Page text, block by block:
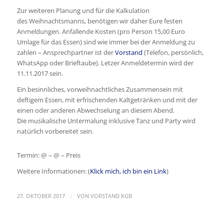
Zur weiteren Planung und für die Kalkulation
des Weihnachtsmanns, benötigen wir daher Eure festen
Anmeldungen. Anfallende Kosten (pro Person 15,00 Euro
Umlage für das Essen) sind wie immer bei der Anmeldung zu
zahlen – Ansprechpartner ist derVorstand (Telefon, persönlich,
WhatsApp oder Brieftaube). Letzer Anmeldetermin wird der
11.11.2017 sein.
Ein besinnliches, vorweihnachtliches Zusammensein mit
deftigem Essen, mit erfrischenden Kaltgetränken und mit der
einen oder anderen Abwechselung an diesem Abend.
Die musikalische Untermalung inklusive Tanz und Party wird
natürlich vorbereitet sein.
Termin: @ – @ – Preis
Weitere Informationen: (Klick mich, ich bin ein Link)
27. OKTOBER 2017 / VON VORSTAND KGB